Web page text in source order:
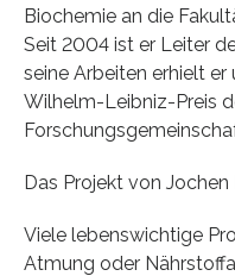
Biochemie an die
Seit 2004 ist er Leiter
seine Arbeiten erhielt
Wilhelm-Leibniz-Preis
Das Projekt von Jochen
Viele lebenswichtige
Atmung oder